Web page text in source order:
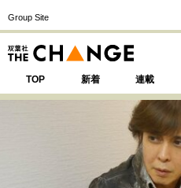
Group Site
TOP 新着 連載
注目の記事テーマで探す